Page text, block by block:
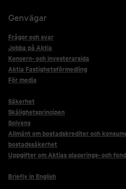
Genvägar
Frågor och svar
Jobba på Aktia
Koncern- och investerarsida
Aktia Fastighetsförmedling
För media
Säkerhet
Skälighetsprincipen
Solvens
Allmänt om bostadskrediter och
bostadssäkerhet
Uppgifter om Aktias placerings- och
Briefly in English